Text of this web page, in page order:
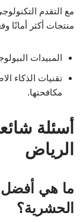
مع التقدم
منتجات أكثر أمانًا
المبيدات
تقنيات الذكاء
مكافحتها.
أسئلة
الرياض
ما هي أفضل
الحشرية؟